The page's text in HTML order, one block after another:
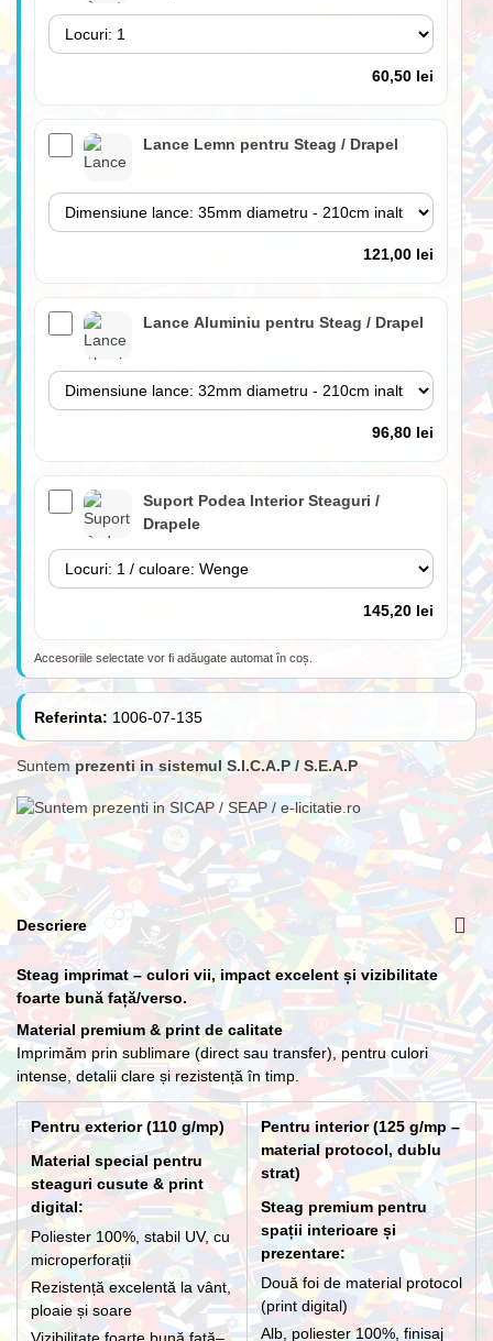
60,50 lei
Lance Lemn pentru Steag / Drapel
121,00 lei
Lance Aluminiu pentru Steag / Drapel
96,80 lei
Suport Podea Interior Steaguri /
Drapele
145,20 lei
Lance 180cm cu suport perete inclus
Lance cu suport Premium Interior
266,20 lei
Accesoriile selectate vor fi adăugate automat în coș.
Referinta: 1006-07-135
Suntemprezenti in sistemul S.I.C.A.P / S.E.A.P
Descriere
Steag imprimat – culori vii, impact excelent și vizibilitate
foarte bună față/verso.
Material premium & print de calitate
Imprimăm prin sublimare (direct sau transfer), pentru culori
intense, detalii clare și rezistență în timp.
Pentru exterior (110 g/mp)
Material special pentru
steaguri cusute & print
digital:
Poliester 100%, stabil UV, cu
microperforații
Rezistență excelentă la vânt,
ploaie și soare
Pentru interior (125 g/mp –
material protocol, dublu
strat)
Steag premium pentru
spații interioare și
prezentare:
Două foi de material protocol
(print digital)
Alb, poliester 100%, finisaj